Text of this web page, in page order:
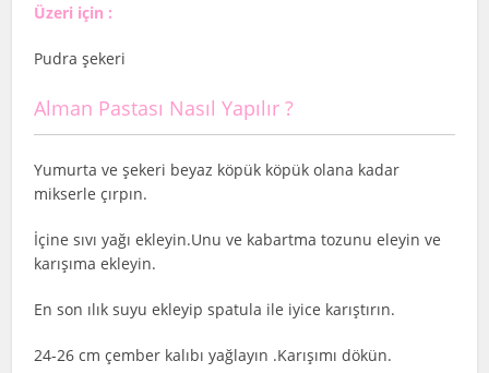
Üzeri için :
Pudra şekeri
Alman Pastası Nasıl Yapılır ?
Yumurta ve şekeri beyaz köpük köpük olana kadar
mikserle çırpın.
İçine sıvı yağı ekleyin.Unu ve kabartma tozunu eleyin ve
karışıma ekleyin.
En son ılık suyu ekleyip spatula ile iyice karıştırın.
24-26 cm çember kalıbı yağlayın .Karışımı dökün.